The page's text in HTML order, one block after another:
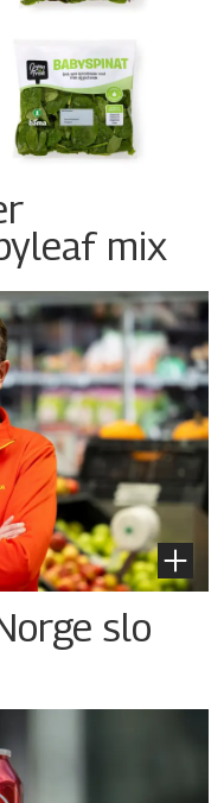
mix
slo